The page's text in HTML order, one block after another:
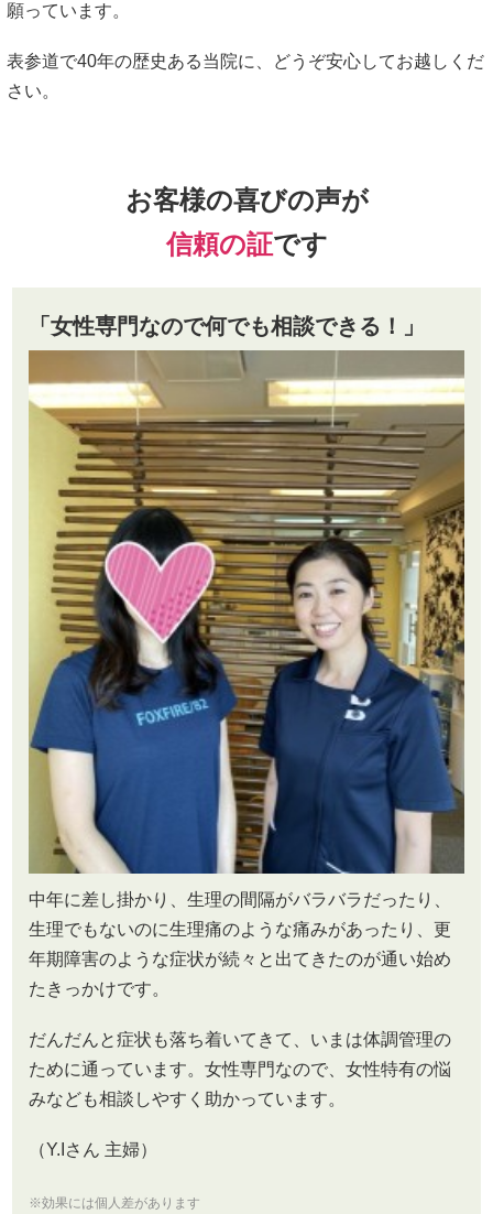
願っています。
表参道で40年の歴史ある当院に、どうぞ安心してお越しくだ
さい。
お客様の喜びの声が
信頼の証です
「女性専門なので何でも相談できる！」
中年に差し掛かり、生理の間隔がバラバラだったり、
生理でもないのに生理痛のような痛みがあったり、更
年期障害のような症状が続々と出てきたのが通い始め
たきっかけです。
だんだんと症状も落ち着いてきて、いまは体調管理の
ために通っています。女性専門なので、女性特有の悩
みなども相談しやすく助かっています。
（Y.Iさん 主婦）
※効果には個人差があります